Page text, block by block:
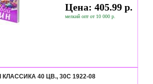
Цена: 405.99 р.
мелкий опт от 10 000 р.
40 ЦВ., 30С 1922-08